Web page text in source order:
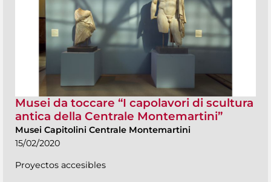
Musei da toccare “I capolavori di scultura
antica della Centrale Montemartini”
Musei Capitolini Centrale Montemartini
15/02/2020
Proyectos accesibles